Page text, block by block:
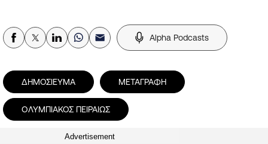
Alpha Podcasts
ΔΗΜΟΣΙΕΥΜΑ ΜΕΤΑΓΡΑΦΗ
ΟΛΥΜΠΙΑΚΟΣ ΠΕΙΡΑΙΩΣ
Advertisement